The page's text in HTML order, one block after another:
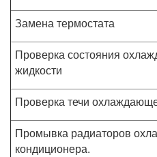
Замена термостата
Проверка состояния
жидкости
Проверка течи
Промывка радиаторов
кондиционера.